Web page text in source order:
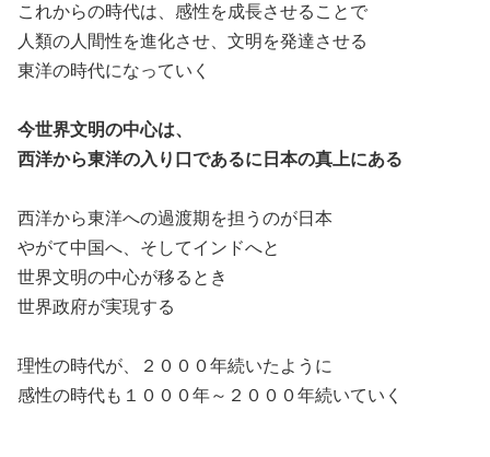
これからの時代は、感性を成長させることで
人類の人間性を進化させ、文明を発達させる
東洋の時代になっていく
今世界文明の中心は、
西洋から東洋の入り口であるに日本の真上にある
西洋から東洋への過渡期を担うのが日本
やがて中国へ、そしてインドへと
世界文明の中心が移るとき
世界政府が実現する
理性の時代が、２０００年続いたように
感性の時代も１０００年～２０００年続いていく